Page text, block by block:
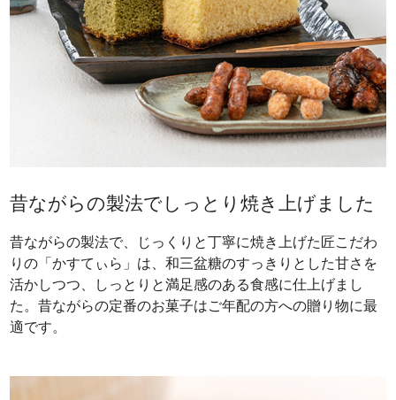
昔ながらの製法でしっとり焼き上げました
昔ながらの製法で、じっくりと丁寧に焼き上げた匠こだわ
りの「かすてぃら」は、和三盆糖のすっきりとした甘さを
活かしつつ、しっとりと満足感のある食感に仕上げまし
た。昔ながらの定番のお菓子はご年配の方への贈り物に最
適です。